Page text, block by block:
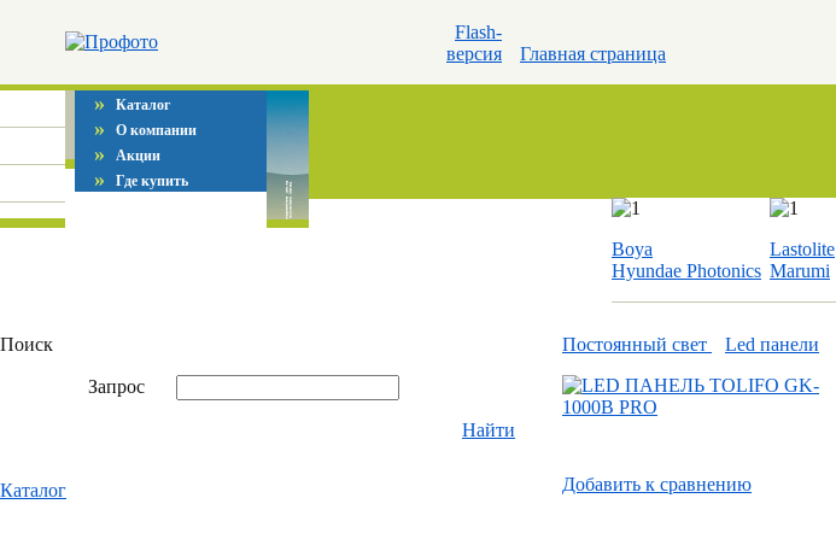
Flash-
версия
Главная страница
» Каталог
» О компании
» Акции
» Где купить
Boya
Hyundae Photonics
Lastolite
Marumi
Поиск
Запрос
Найти
Каталог
Постоянный свет Led панели
Добавить к cравнению